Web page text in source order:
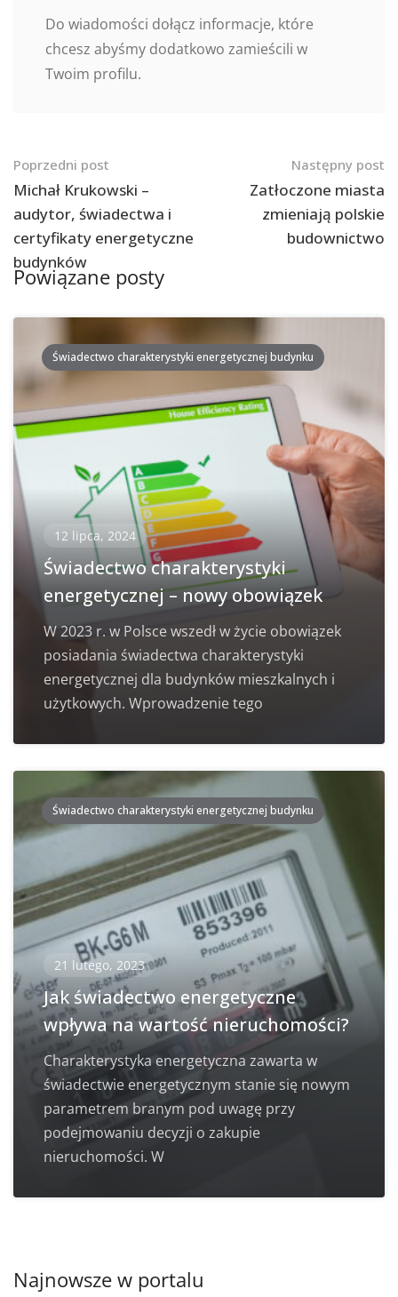
Do wiadomości dołącz informacje, które
chcesz abyśmy dodatkowo zamieścili w
Twoim profilu.
Nawigacja
po
postach
Poprzedni post
Michał Krukowski –
audytor, świadectwa i
certyfikaty energetyczne
budynków
Następny post
Zatłoczone miasta
zmieniają polskie
budownictwo
Powiązane posty
Świadectwo charakterystyki energetycznej budynku
12 lipca, 2024
Świadectwo charakterystyki
energetycznej – nowy obowiązek
W 2023 r. w Polsce wszedł w życie obowiązek
posiadania świadectwa charakterystyki
energetycznej dla budynków mieszkalnych i
użytkowych. Wprowadzenie tego
Świadectwo charakterystyki energetycznej budynku
21 lutego, 2023
Jak świadectwo energetyczne
wpływa na wartość nieruchomości?
Charakterystyka energetyczna zawarta w
świadectwie energetycznym stanie się nowym
parametrem branym pod uwagę przy
podejmowaniu decyzji o zakupie
nieruchomości. W
Najnowsze w portalu